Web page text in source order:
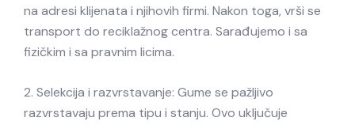
na adresi klijenata i njihovih firmi. Nakon toga, vrši se
transport do reciklažnog centra. Sarađujemo i sa
fizičkim i sa pravnim licima.
2. Selekcija i razvrstavanje: Gume se pažljivo
razvrstavaju prema tipu i stanju. Ovo uključuje